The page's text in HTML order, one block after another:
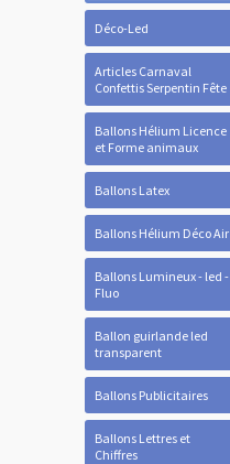
Déco-Led
Articles Carnaval
Confettis Serpentin Fête
Ballons Hélium Licence
et Forme animaux
Ballons Latex
Ballons Hélium Déco Air
Ballons Lumineux - led -
Fluo
Ballon guirlande led
transparent
Ballons Publicitaires
Ballons Lettres et
Chiffres